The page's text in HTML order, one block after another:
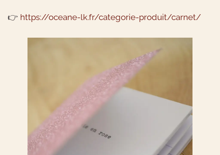
👉 https://oceane-lk.fr/categorie-produit/carnet/